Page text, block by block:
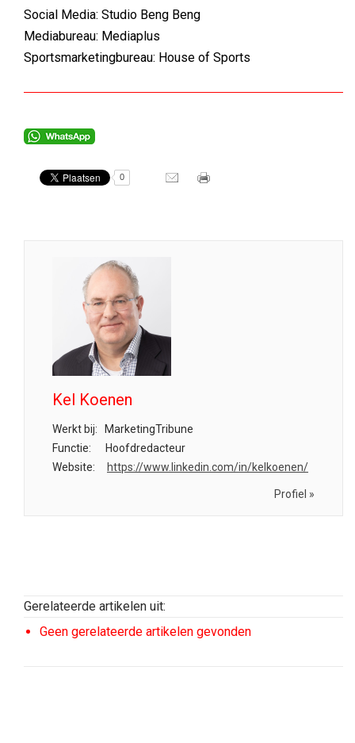
Social Media: Studio Beng Beng
Mediabureau: Mediaplus
Sportsmarketingbureau: House of Sports
0
Kel Koenen
Werkt bij:
MarketingTribune
Functie:
Hoofdredacteur
Website:
https://www.linkedin.com/in/kelkoenen/
Profiel »
Gerelateerde artikelen uit:
Geen gerelateerde artikelen gevonden